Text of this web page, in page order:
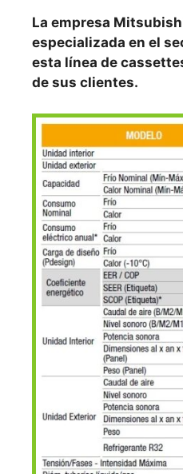
La empresa
especializada en el
esta línea de
de sus clientes.